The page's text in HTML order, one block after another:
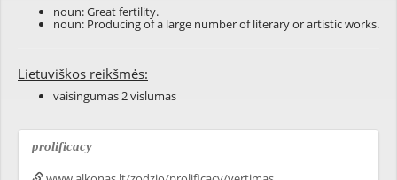
noun: Greatfertility.
noun: Producing of a large number ofliteraryorartisticworks.
Lietuviškos reikšmės:
vaisingumas 2 vislumas
prolificacy